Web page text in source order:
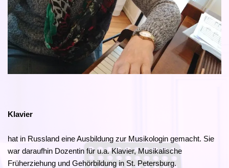
Klavier
hat in Russland eine Ausbildung zur Musikologin gemacht. Sie
war daraufhin Dozentin für u.a. Klavier, Musikalische
Früherziehung und Gehörbildung in St. Petersburg.